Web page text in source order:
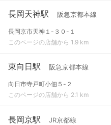
長岡天神駅 阪急京都本線
長岡京市天神１-３０-１
このページの店舗から 1.9 km
東向日駅 阪急京都本線
向日市寺戸町小佃５-２
このページの店舗から 2.1 km
長岡京駅 JR京都線